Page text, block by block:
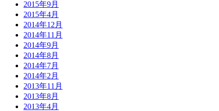
2015年9月
2015年4月
2014年12月
2014年11月
2014年9月
2014年8月
2014年7月
2014年2月
2013年11月
2013年8月
2013年4月